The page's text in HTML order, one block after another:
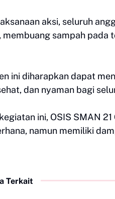
aksi, seluruh
membuang sampah
ini diharapkan dapat
dan nyaman bagi
ini, OSIS SMAN
namun memiliki
Terkait